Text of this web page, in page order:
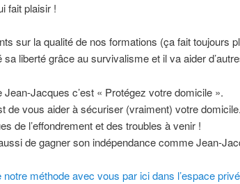
fait plaisir !
sur la qualité de nos formations (ça fait toujours
liberté grâce au survivalisme et il va aider
Jean-Jacques c’est « Protégez votre domicile ».
de vous aider à sécuriser (vraiment) votre domicile.
de l’effondrement et des troubles à venir !
de gagner son indépendance comme Jean-
méthode avec vous par ici dans l’espace